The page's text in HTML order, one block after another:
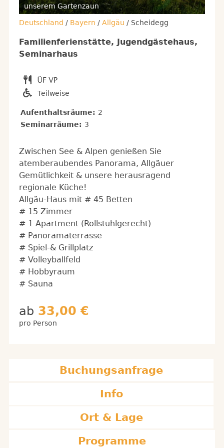
unserem Gartenzaun
Deutschland / Bayern / Allgäu / Scheidegg
Familienferienstätte, Jugendgästehaus,
Seminarhaus
Teilweise
Aufenthaltsräume: 2
Seminarräume: 3
Zwischen See & Alpen genießen Sie
atemberaubendes Panorama, Allgäuer
Gemütlichkeit & unsere herausragend
regionale Küche!
Allgäu-Haus mit # 45 Betten
# 15 Zimmer
# 1 Apartment (Rollstuhlgerecht)
# Panoramaterrasse
# Spiel-& Grillplatz
# Volleyballfeld
# Hobbyraum
# Sauna
ab 33,00 €
pro Person
Buchungsanfrage
Info
Ort & Lage
Programme